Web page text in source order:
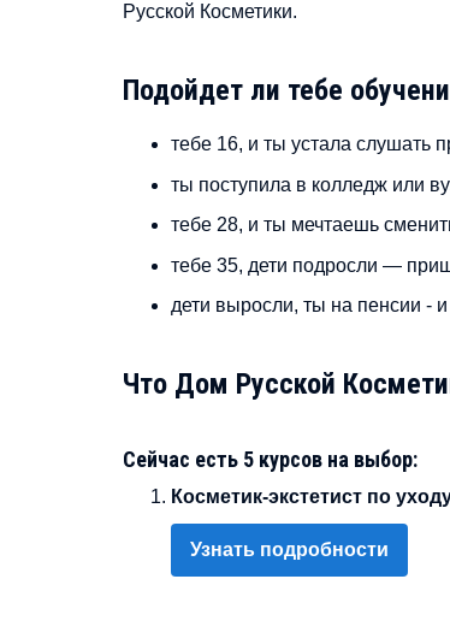
Русской Косметики.
Подойдет ли тебе
тебе 16, и ты устала слушать
ты поступила в колледж или
тебе 28, и ты мечтаешь
тебе 35, дети подросли —
дети выросли, ты на пенсии -
Что Дом Русской
Сейчас есть 5 курсов на выбор:
Косметик-экстетист по
Узнать подробности